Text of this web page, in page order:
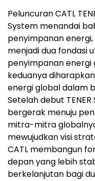
Peluncuran CATL
System menandai
penyimpanan
menjadi dua fondasi
penyimpanan energi
keduanya
energi global dalam
Setelah debut
bergerak menuju
mitra-mitra
mewujudkan visi
CATL membangun
depan yang lebih
berkelanjutan bagi